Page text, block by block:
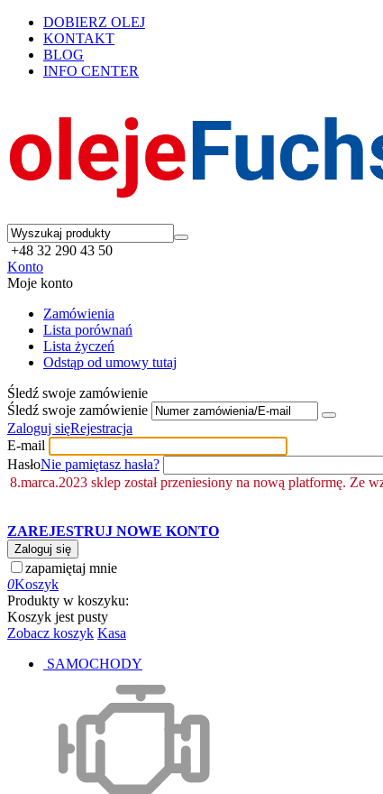
DOBIERZ OLEJ
KONTAKT
BLOG
INFO CENTER
+48 32 290 43 50
Konto
Moje konto
Zamówienia
Lista porównań
Lista życzeń
Odstąp od umowy tutaj
Śledź swoje zamówienie
Śledź swoje zamówienie
Zaloguj sięRejestracja
E-mail
HasłoNie pamiętasz hasła?
8.marca.2023 sklep został przeniesiony na nową platformę. Ze
ZAREJESTRUJ NOWE KONTO
Zaloguj się
zapamiętaj mnie
0Koszyk
Produkty w koszyku:
Koszyk jest pusty
Zobacz koszyk Kasa
SAMOCHODY